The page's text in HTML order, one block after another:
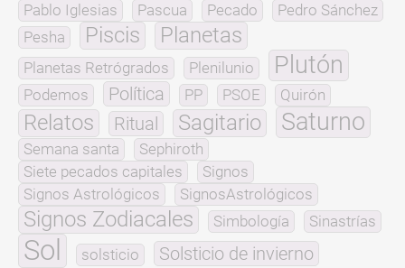
Pablo Iglesias
Pascua Pecado
Pedro Sánchez
Pesha
Piscis Planetas
Planetas Retrógrados Plenilunio Plutón
Podemos Política PP PSOE Quirón
Relatos Ritual Sagitario Saturno
Semana santa
Sephiroth
Siete pecados capitales
Signos
Signos Astrológicos
SignosAstrológicos
Signos Zodiacales Simbología Sinastrías
Sol solsticio
Solsticio de invierno